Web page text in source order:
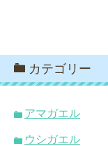
カテゴリー
アマガエル
ウシガエル